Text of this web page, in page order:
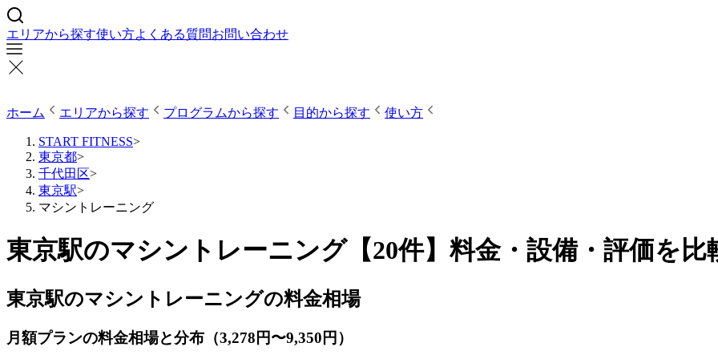
エリアから探す使い方よくある質問お問い合わせ
ホーム エリアから探す プログラムから探す 目的から探す 使い方
START FITNESS>
東京都>
千代田区>
東京駅>
マシントレーニング
東京駅のマシントレーニング【20件】料金・設備・評価を比
東京駅のマシントレーニングの料金相場
月額プランの料金相場と分布（3,278円〜9,350円）